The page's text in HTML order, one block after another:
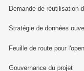
Demande de réutilisation
Stratégie de données
Feuille de route pour
Gouvernance du projet